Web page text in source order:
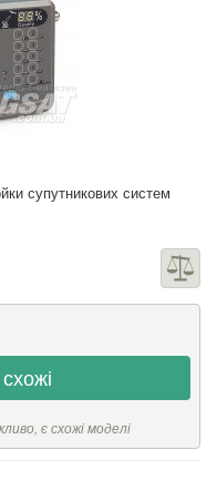
супутникових систем
є схожі моделі